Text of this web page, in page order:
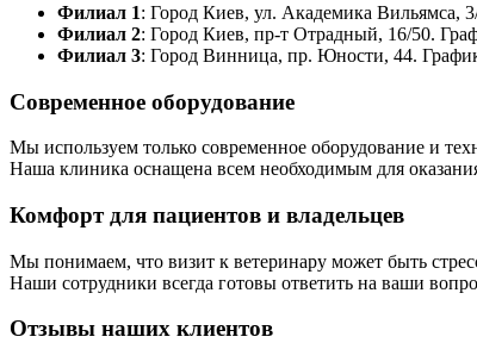
Филиал 1: Город Киев, ул. Академика Вильямса,
Филиал 2: Город Киев, пр-т Отрадный, 16/50.
Филиал 3: Город Винница, пр. Юности, 44.
Современное оборудование
Мы используем только современное оборудование и
Наша клиника оснащена всем необходимым для
Комфорт для пациентов и владельцев
Мы понимаем, что визит к ветеринару может быть
Наши сотрудники всегда готовы ответить на ваши
Отзывы наших клиентов